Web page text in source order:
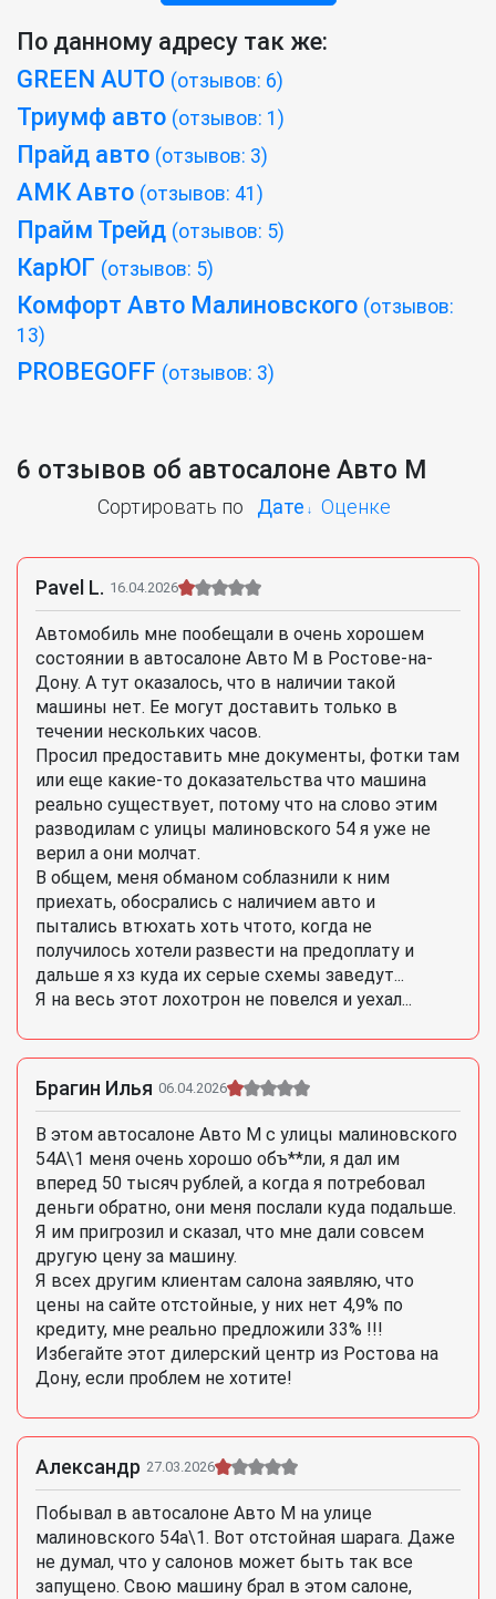
По данному адресу так же:
GREEN AUTO (отзывов: 6)
Триумф авто (отзывов: 1)
Прайд авто (отзывов: 3)
АМК Авто (отзывов: 41)
Прайм Трейд (отзывов: 5)
КарЮГ (отзывов: 5)
Комфорт Авто Малиновского (отзывов:
13)
PROBEGOFF (отзывов: 3)
6 отзывов об автосалоне Авто М
Сортировать по Дате Оценке
Pavel L. 16.04.2026
Автомобиль мне пообещали в очень хорошем
состоянии в автосалоне Авто М в Ростове-на-
Дону. А тут оказалось, что в наличии такой
машины нет. Ее могут доставить только в
течении нескольких часов.
Просил предоставить мне документы, фотки там
или еще какие-то доказательства что машина
реально существует, потому что на слово этим
разводилам с улицы малиновского 54 я уже не
верил а они молчат.
В общем, меня обманом соблазнили к ним
приехать, обосрались с наличием авто и
пытались втюхать хоть чтото, когда не
получилось хотели развести на предоплату и
дальше я хз куда их серые схемы заведут...
Я на весь этот лохотрон не повелся и уехал...
Брагин Илья 06.04.2026
В этом автосалоне Авто М с улицы малиновского
54А\1 меня очень хорошо объ**ли, я дал им
вперед 50 тысяч рублей, а когда я потребовал
деньги обратно, они меня послали куда подальше.
Я им пригрозил и сказал, что мне дали совсем
другую цену за машину.
Я всех другим клиентам салона заявляю, что
цены на сайте отстойные, у них нет 4,9% по
кредиту, мне реально предложили 33% !!!
Избегайте этот дилерский центр из Ростова на
Дону, если проблем не хотите!
Александр 27.03.2026
Побывал в автосалоне Авто М на улице
малиновского 54а\1. Вот отстойная шарага. Даже
не думал, что у салонов может быть так все
запущено. Свою машину брал в этом салоне,